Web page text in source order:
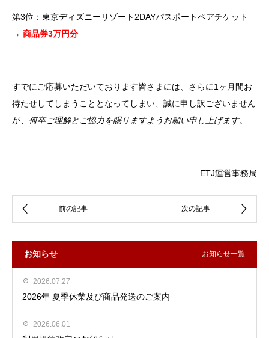
第3位：東京ディズニーリゾート2DAYパスポートペアチケット
→ 商品券3万円分
すでにご応募いただいております皆さまには、さらに1ヶ月間お
待たせしてしまうこととなってしまい、誠に申し訳ございません
が、 何卒ご理解とご協力を賜りますようお願い申し上げます。
ETJ運営事務局
お知らせ お知らせ一覧
2026.07.27
2026年 夏季休業及び商品発送のご案内
2026.06.01